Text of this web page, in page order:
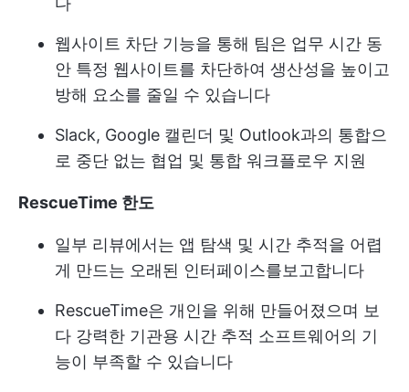
웹사이트 차단 기능을 통해 팀은 업무 시간 동
안 특정 웹사이트를 차단하여 생산성을 높이고
방해 요소를 줄일 수 있습니다
Slack, Google 캘린더 및 Outlook과의 통합으
로 중단 없는 협업 및 통합 워크플로우 지원
RescueTime 한도
일부 리뷰에서는 앱 탐색 및 시간 추적을 어렵
게 만드는 오래된 인터페이스를보고합니다
RescueTime은 개인을 위해 만들어졌으며 보
다 강력한 기관용 시간 추적 소프트웨어의 기
능이 부족할 수 있습니다